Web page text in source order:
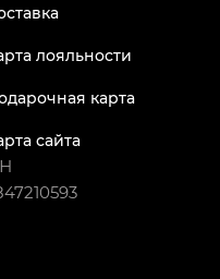
лояльности
карта
сайта